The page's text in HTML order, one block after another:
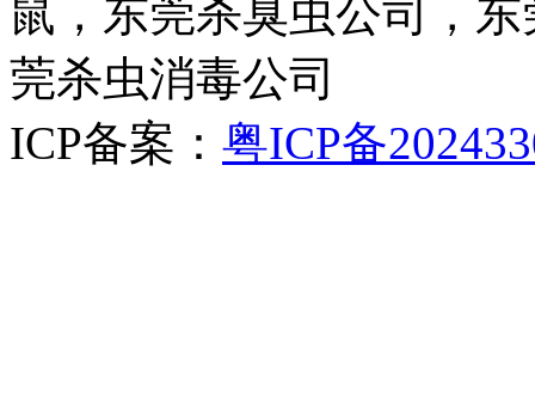
鼠，东莞杀臭虫公司，
莞杀虫消毒公司
ICP备案： 粤ICP备